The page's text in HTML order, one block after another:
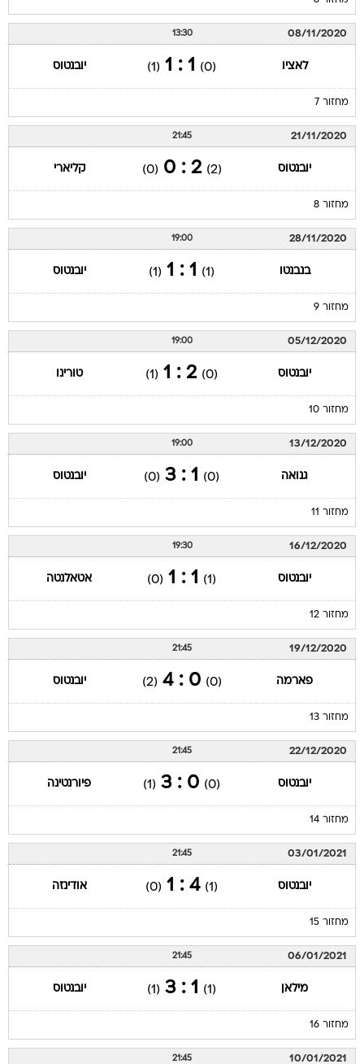
08/11/2020
13:30
לאציו (0)
1 : 1
(1) יובנטוס
מחזור 7
21/11/2020
21:45
יובנטוס (2)
2 : 0
(0) קליארי
מחזור 8
28/11/2020
19:00
בנבנטו (1)
1 : 1
(1) יובנטוס
מחזור 9
05/12/2020
19:00
יובנטוס (0)
2 : 1
(1) טורינו
מחזור 10
13/12/2020
19:00
גנואה (0)
1 : 3
(0) יובנטוס
מחזור 11
16/12/2020
19:30
יובנטוס (1)
1 : 1
(0) אטאלנטה
מחזור 12
19/12/2020
21:45
פארמה (0)
0 : 4
(2) יובנטוס
מחזור 13
22/12/2020
21:45
יובנטוס (0)
0 : 3
(1) פיורנטינה
מחזור 14
03/01/2021
21:45
יובנטוס (1)
4 : 1
(0) אודינזה
מחזור 15
06/01/2021
21:45
מילאן (1)
1 : 3
(1) יובנטוס
מחזור 16
10/01/2021
21:45